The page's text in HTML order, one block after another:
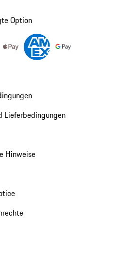
Option
Lieferbedingungen
Hinweise